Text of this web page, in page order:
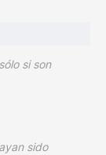
si son
sido